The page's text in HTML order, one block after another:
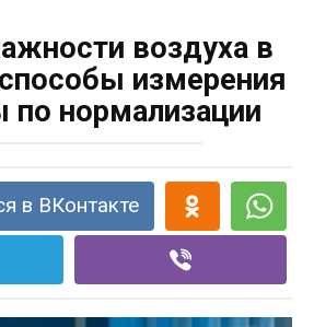
воздуха в
измерения
по нормализации
в ВКонтакте